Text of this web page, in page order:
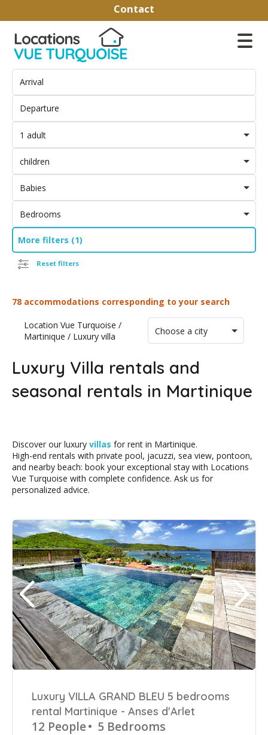
Contact
1 adult
children
Babies
Bedrooms
More filters (1)
Reset filters
78 accommodations corresponding to your search
Location Vue Turquoise /
Martinique / Luxury villa Choose a city
Luxury Villa rentals and
seasonal rentals in Martinique
Discover our luxury villas for rent in Martinique.
High-end rentals with private pool, jacuzzi, sea view, pontoon,
and nearby beach: book your exceptional stay with Locations
Vue Turquoise with complete confidence. Ask us for
personalized advice.
Luxury VILLA GRAND BLEU 5 bedrooms
rental Martinique - Anses d'Arlet
12 People• 5 Bedrooms